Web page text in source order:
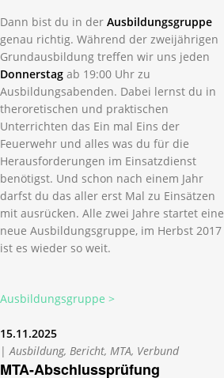
Dann bist du in der Ausbildungsgruppe
genau richtig. Während der zweijährigen
Grundausbildung treffen wir uns jeden
Donnerstag ab 19:00 Uhr zu
Ausbildungsabenden. Dabei lernst du in
theroretischen und praktischen
Unterrichten das Ein mal Eins der
Feuerwehr und alles was du für die
Herausforderungen im Einsatzdienst
benötigst. Und schon nach einem Jahr
darfst du das aller erst Mal zu Einsätzen
mit ausrücken. Alle zwei Jahre startet eine
neue Ausbildungsgruppe, im Herbst 2017
ist es wieder so weit.
Ausbildungsgruppe >
15.11.2025
|Ausbildung, Bericht, MTA, Verbund
MTA-Abschlussprüfung